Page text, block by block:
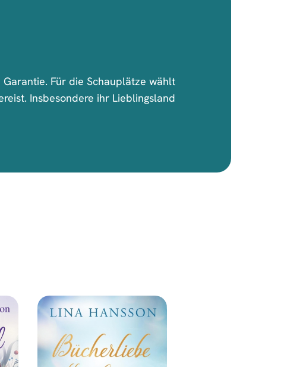
Für die Schauplätze wählt
Insbesondere ihr Lieblingsland